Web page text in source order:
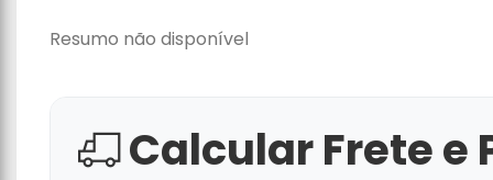
Resumo não disponível
Calcular Frete e